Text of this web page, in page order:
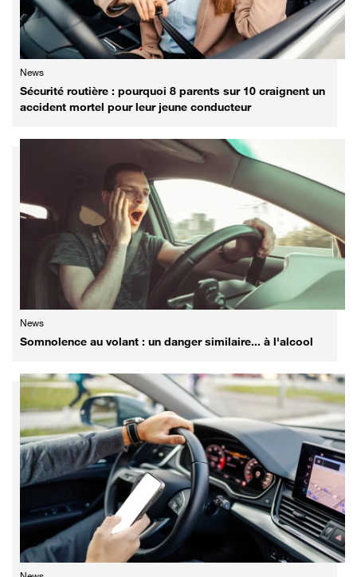
News
Sécurité routière : pourquoi 8 parents sur 10 craignent un
accident mortel pour leur jeune conducteur
News
Somnolence au volant : un danger similaire... à l'alcool